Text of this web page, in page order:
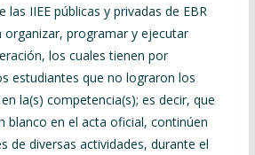
las IIEE públicas y privadas de EBR
programar y ejecutar
los cuales tienen por
estudiantes que no lograron los
la(s) competencia(s); es decir, que
blanco en el acta oficial, continúen
de diversas actividades, durante el